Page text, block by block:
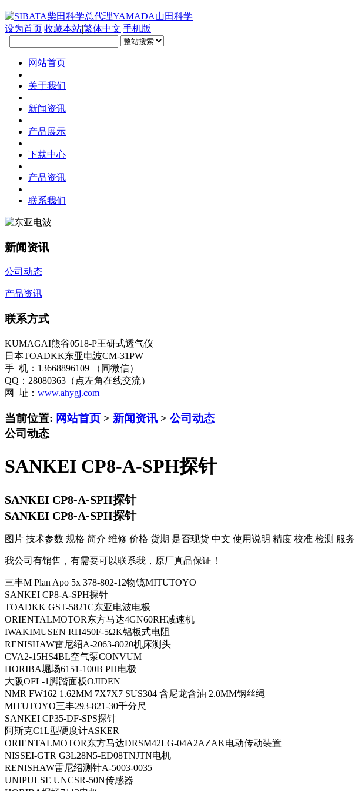
设为首页|收藏本站|繁体中文|手机版
网站首页
关于我们
新闻资讯
产品展示
下载中心
产品资讯
联系我们
新闻资讯
公司动态
产品资讯
联系方式
KUMAGAI熊谷0518-P王研式透气仪
日本TOADKK东亚电波CM-31PW
手 机：13668896109 （同微信）
QQ：28080363（点左角在线交流）
网 址： www.ahygj.com
当前位置: 网站首页 > 新闻资讯 > 公司动态
公司动态
SANKEI CP8-A-SPH探针
SANKEI CP8-A-SPH探针
SANKEI CP8-A-SPH探针
​图片 技术参数 规格 简介 维修 价格 货期 是否现货 中文 使用说明 精度 校准 检测 服务
我公司有销售，有需要可以联系我，原厂真品保证！
三丰M Plan Apo 5x 378-802-12物镜MITUTOYO
SANKEI CP8-A-SPH探针
TOADKK GST-5821C东亚电波电极
ORIENTALMOTOR东方马达4GN60RH减速机
IWAKIMUSEN RH450F-5ΩK铝板式电阻
RENISHAW雷尼绍A-2063-8020机床测头
CVA2-15HS4BL空气泵CONVUM
HORIBA堀场6151-100B PH电极
大阪OFL-1脚踏面板OJIDEN
NMR FW162 1.62MM 7X7X7 SUS304 含尼龙含油 2.0MM钢丝绳
MITUTOYO三丰293-821-30千分尺
SANKEI CP35-DF-SPS探针
阿斯克C1L型硬度计ASKER
ORIENTALMOTOR东方马达DRSM42LG-04A2AZAK电动传动装置
NISSEI-GTR G3L28N5-ED08TNJTN电机
RENISHAW雷尼绍测针A-5003-0035
UNIPULSE UNCSR-50N传感器